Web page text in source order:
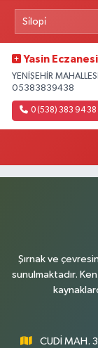
Yasin Eczanesi
YENİŞEHİR
05383839438
0 (538) 383 94 38
Şırnak ve
sunulmaktadır.
CUDİ MAH.